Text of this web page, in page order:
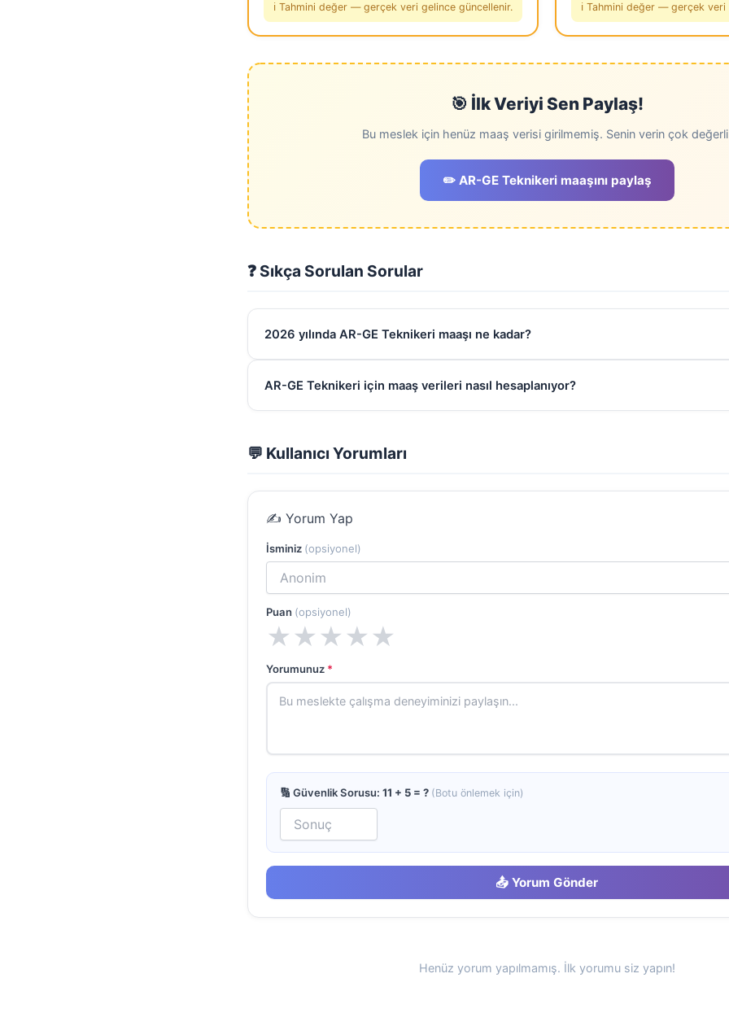
ℹ️ Tahmini değer — gerçek veri gelince güncellenir. ℹ️ Tahmini değer — gerçek veri
🎯 İlk Veriyi Sen Paylaş!
Bu meslek için henüz maaş verisi girilmemiş. Senin verin çok
✏️ AR-GE Teknikeri maaşını paylaş
❓ Sıkça Sorulan Sorular
2026 yılında AR-GE Teknikeri maaşı ne kadar?
AR-GE Teknikeri için maaş verileri nasıl hesaplanıyor?
💬 Kullanıcı Yorumları
✍️ Yorum Yap
İsminiz (opsiyonel)
Puan (opsiyonel)
★ ★ ★ ★ ★
Yorumunuz *
🔢 Güvenlik Sorusu: 11 + 5 = ? (Botu önlemek için)
📤 Yorum Gönder
Henüz yorum yapılmamış. İlk yorumu siz yapın!